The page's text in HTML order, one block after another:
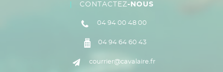
CONTACTEZ-NOUS
04 94 00 48 00
04 94 64 60 43
courrier@cavalaire.fr